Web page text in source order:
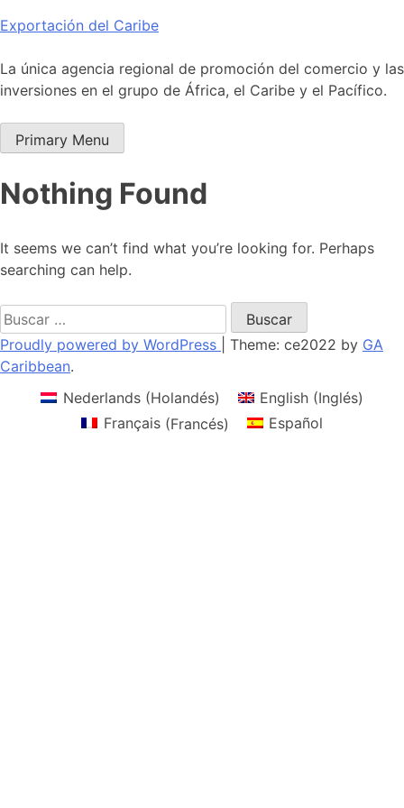
Skip
content
Exportación del Caribe
La única agencia regional de promoción del comercio y las
inversiones en el grupo de África, el Caribe y el Pacífico.
Primary Menu
Nothing Found
It seems we can’t find what you’re looking for. Perhaps
searching can help.
Buscar:
Proudly powered by WordPress
Theme: ce2022 by GA
Caribbean.
Nederlands(Holandés) English(Inglés)
Français(Francés) Español